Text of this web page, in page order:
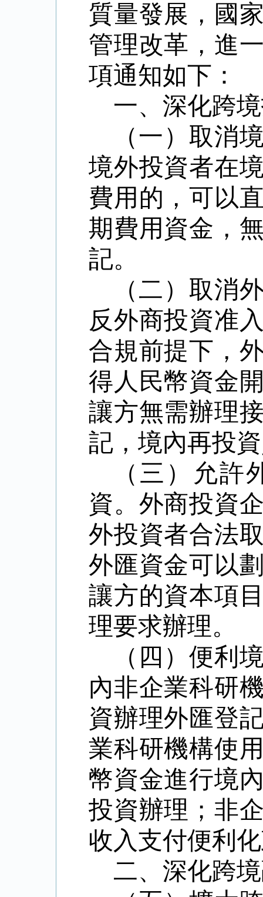
質量發展，國
管理改革，進
項通知如下：
一、深化跨
（一）取消
境外投資者在
費用的，可以
期費用資金，
記。
（二）取消
反外商投資准
合規前提下，
得人民幣資金
讓方無需辦理
記，境內再投
（三）允
資。外商投資
外投資者合法
外匯資金可以
讓方的資本項
理要求辦理。
（四）便利
內非企業科研
資辦理外匯登
業科研機構使
幣資金進行境
投資辦理；非
收入支付便利
二、深化跨